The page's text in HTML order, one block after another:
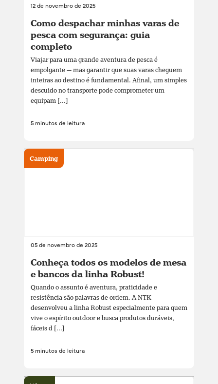
12 de novembro de 2025
Como despachar minhas varas de
pesca com segurança: guia
completo
Viajar para uma grande aventura de pesca é
empolgante — mas garantir que suas varas cheguem
inteiras ao destino é fundamental. Afinal, um simples
descuido no transporte pode comprometer um
equipam [...]
5 minutos de leitura
05 de novembro de 2025
Conheça todos os modelos de mesa
e bancos da linha Robust!
Quando o assunto é aventura, praticidade e
resistência são palavras de ordem. A NTK
desenvolveu a linha Robust especialmente para quem
vive o espírito outdoor e busca produtos duráveis,
fáceis d [...]
5 minutos de leitura
Camping